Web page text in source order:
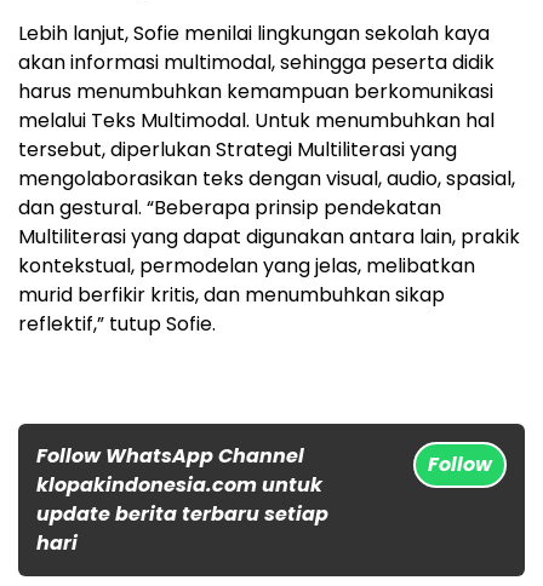
Lebih lanjut, Sofie menilai lingkungan sekolah kaya
akan informasi multimodal, sehingga peserta didik
harus menumbuhkan kemampuan berkomunikasi
melalui Teks Multimodal. Untuk menumbuhkan hal
tersebut, diperlukan Strategi Multiliterasi yang
mengolaborasikan teks dengan visual, audio, spasial,
dan gestural. “Beberapa prinsip pendekatan
Multiliterasi yang dapat digunakan antara lain, prakik
kontekstual, permodelan yang jelas, melibatkan
murid berfikir kritis, dan menumbuhkan sikap
reflektif,” tutup Sofie.
Follow WhatsApp Channel
klopakindonesia.com untuk
update berita terbaru setiap
hari
Follow